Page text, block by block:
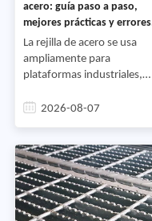
acero: guía paso a paso,
mejores prácticas y errores
comunes a evitar
La rejilla de acero se usa
ampliamente para
plataformas industriales,
drenaje, entreplantas,
porque combina alta
resistencia con excelente
drenaje y ventilación. Sin
embargo, incluso un panel
2026-08-07